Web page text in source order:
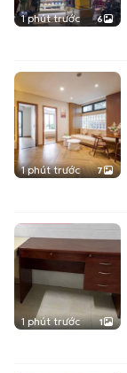
1 phút trước 6
1 phút trước 7
1 phút trước 1